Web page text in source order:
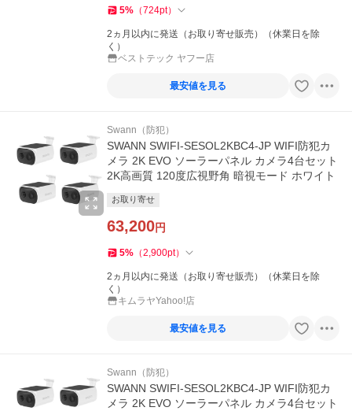
5% （724pt）
2ヵ月以内に発送（お取り寄せ販売）（休業日を除
く）
ベストテック ヤフー店
最安値を見る
Swann（防犯）
SWANN SWIFI-SESOL2KBC4-JP WIFI防犯カ
メラ 2K EVO ソーラーパネル カメラ4台セット
2K高画質 120度広視野角 暗視モード ホワイト
お取り寄せ
63,200円
5% （2,900pt）
2ヵ月以内に発送（お取り寄せ販売）（休業日を除
く）
キムラヤYahoo!店
最安値を見る
Swann（防犯）
SWANN SWIFI-SESOL2KBC4-JP WIFI防犯カ
メラ 2K EVO ソーラーパネル カメラ4台セット